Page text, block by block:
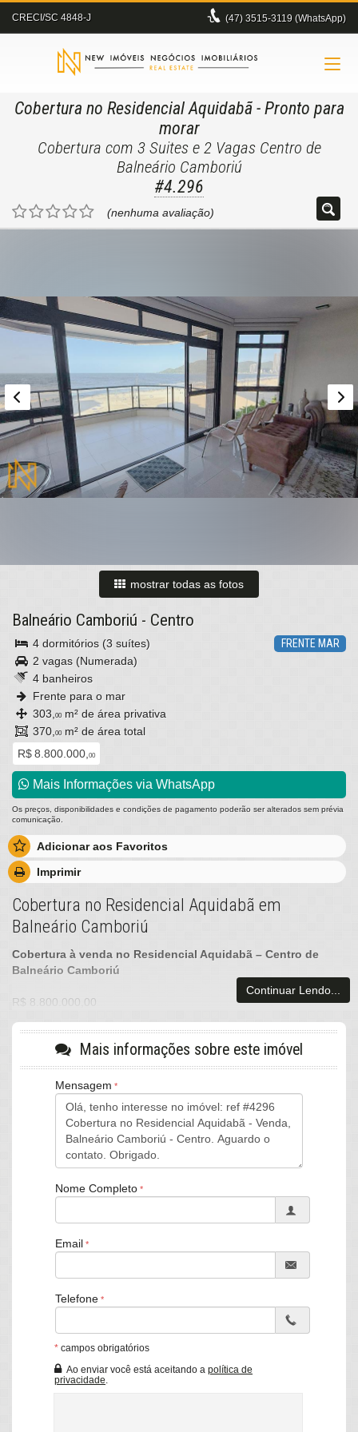
CRECI/SC 4848-J (47) 3515-3119 (WhatsApp)
Cobertura no Residencial Aquidabã- Pronto para
morar
Cobertura com 3 Suites e 2 Vagas Centro de
Balneário Camboriú
#4.296
(nenhuma avaliação)
mostrar todas as fotos
Balneário Camboriú - Centro
FRENTE MAR
4 dormitórios (3 suítes)
2 vagas (Numerada)
4 banheiros
Frente para o mar
303, 00 m² de área privativa
370, 00 m² de área total
R$ 8.800.000, 00
Mais Informações via WhatsApp
Os preços, disponibilidades e condições de pagamento poderão ser alterados sem prévia
comunicação.
Adicionar aos Favoritos
Imprimir
Cobertura no Residencial Aquidabã em
Balneário Camboriú
Cobertura à venda no Residencial Aquidabã – Centro de
Balneário Camboriú
R$ 8.800.000,00
Qualidade de Vida em Frente ao Mar:
Com sua localização privilegiada, à beira-mar, você desfruta de
uma vista deslumbrante, ar fresco e o som relaxante das ondas.
Além disso, a cidade oferece uma infraestrutura completa, com
lazer, cultura e gastronomia de alto padrão, garantindo uma
experiência única para quem busca conforto e bem-estar.
Excelente cobertura com 303 m² de área privativa e 370 m² de
área total, localizada de frente para o mar. O imóvel conta com 4
dormitórios (sendo 3 suítes), 4 banheiros, 2 vagas de garagem
numeradas e posição solar leste. Com acabamento em gesso, ar
condicionado, móveis planejados e piso cerâmico, oferece uma
vista panorâmica e mar.
Além disso, o condomínio oferece box de praia, câmeras de
segurança, elevador, portão eletrônico e salão de festas. Imóvel
3 Suites
2 vagas
303 metros privativos
370 metros de área total
Continuar Lendo...
Mais informações sobre este imóvel
Mensagem
Nome Completo
Email
Telefone
* campos obrigatórios
Ao enviar você está aceitando a política de
privacidade